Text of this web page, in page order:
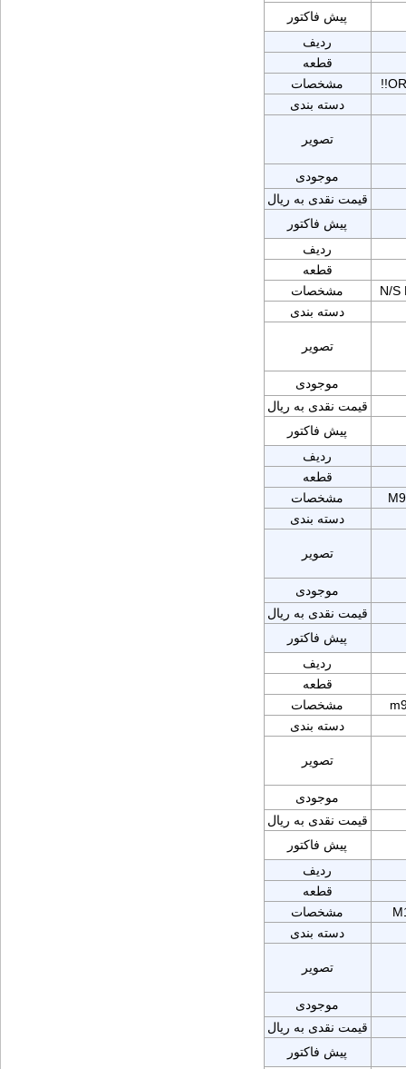
پیش فاکتور
ردیف
قطعه
مشخصات
دسته بندی
تصویر
موجودی
قیمت نقدی به ریال
پیش فاکتور
ردیف
قطعه
مشخصات
N/S
دسته بندی
تصویر
موجودی
قیمت نقدی به ریال
پیش فاکتور
ردیف
قطعه
مشخصات
دسته بندی
تصویر
موجودی
قیمت نقدی به ریال
پیش فاکتور
ردیف
قطعه
مشخصات
دسته بندی
تصویر
موجودی
قیمت نقدی به ریال
پیش فاکتور
ردیف
قطعه
مشخصات
دسته بندی
تصویر
موجودی
قیمت نقدی به ریال
پیش فاکتور